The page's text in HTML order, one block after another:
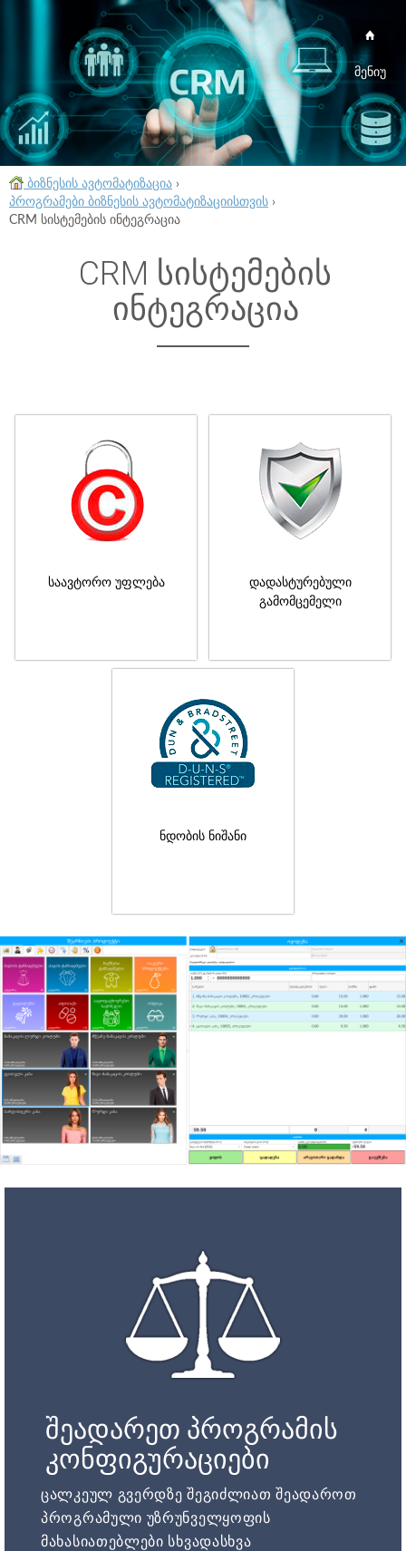
მენიუ
ბიზნესის ავტომატიზაცია ›
პროგრამები ბიზნესის ავტომატიზაციისთვის ›
CRM სისტემების ინტეგრაცია
CRM სისტემების
ინტეგრაცია
საავტორო უფლება
დადასტურებული
გამომცემელი
ნდობის ნიშანი
შეადარეთ პროგრამის
კონფიგურაციები
ცალკეულ გვერდზე შეგიძლიათ შეადაროთ
პროგრამული უზრუნველყოფის
მახასიათებლები სხვადასხვა